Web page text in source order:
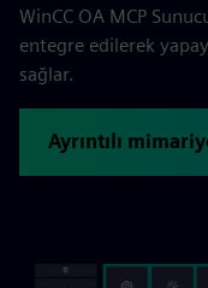
WinCC OA MCP
entegre edilerek
sağlar.
Ayrıntılı